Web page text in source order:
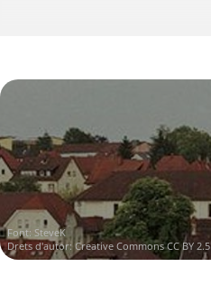
Font: SteveK
Drets d'autor: Creative Commons CC BY 2.5